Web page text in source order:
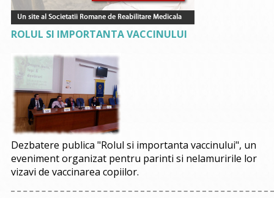
ROLUL SI IMPORTANTA VACCINULUI
Dezbatere publica "Rolul si importanta vaccinului", un
eveniment organizat pentru parinti si nelamuririle lor
vizavi de vaccinarea copiilor.